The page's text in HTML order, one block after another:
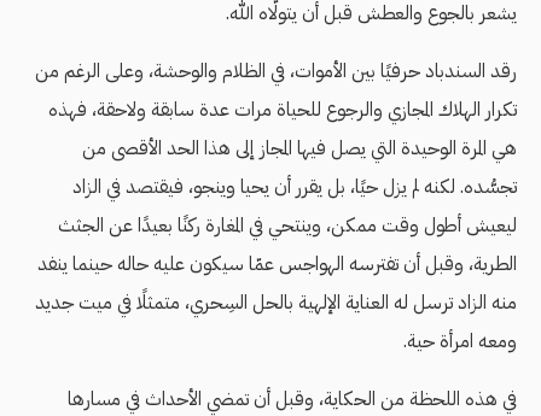
يشعر بالجوع والعطش قبل أن يتولّاه الله.
رقد السندباد حرفيًا بين الأموات، في الظلام والوحشة، وعلى الرغم من
تكرار الهلاك المجازي والرجوع للحياة مرات عدة سابقة ولاحقة، فهذه
هي المرة الوحيدة التي يصل فيها المجاز إلى هذا الحد الأقصى من
تجسُّده. لكنه لم يزل حيًا، بل يقرر أن يحيا وينجو، فيقتصد في الزاد
ليعيش أطول وقت ممكن، وينتحي في المغارة ركنًا بعيدًا عن الجثث
الطرية، وقبل أن تفترسه الهواجس عمّا سيكون عليه حاله حينما ينفد
منه الزاد ترسل له العناية الإلهية بالحل السِحري، متمثلًا في ميت جديد
ومعه امرأة حية.
في هذه اللحظة من الحكاية، وقبل أن تمضي الأحداث في مسارها